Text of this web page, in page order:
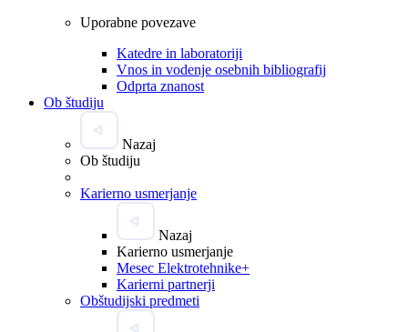
Uporabne povezave
Katedre in laboratoriji
Vnos in vodenje osebnih bibliografij
Odprta znanost
Ob študiju
Nazaj
Ob študiju
Karierno usmerjanje
Nazaj
Karierno usmerjanje
Mesec Elektrotehnike+
Karierni partnerji
Obštudijski predmeti